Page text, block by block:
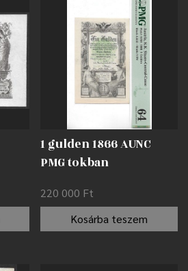
1 gulden 1866 AUNC
PMG tokban
220 000 Ft
Kosárba teszem